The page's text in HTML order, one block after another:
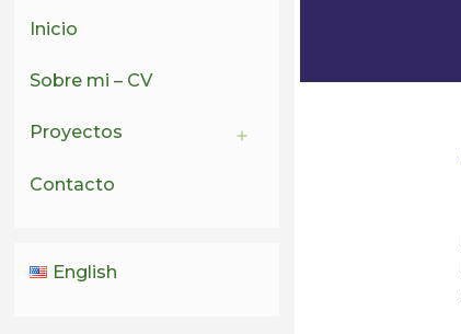
Inicio
Sobre mi – CV
Proyectos
Open
Contacto
English